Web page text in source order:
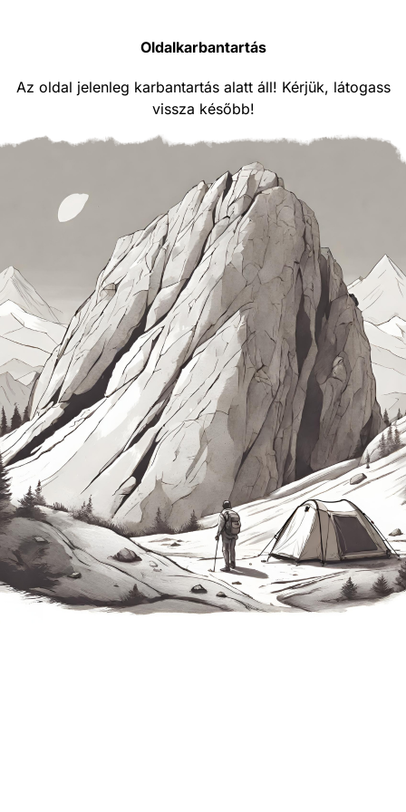
Oldalkarbantartás
Az oldal jelenleg karbantartás alatt áll! Kérjük, látogass
vissza később!